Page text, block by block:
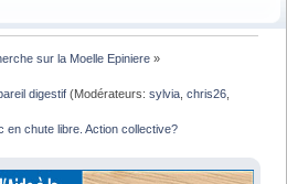
sur la Moelle Epiniere »
digestif (Modérateurs:sylvia ,chris26
en chute libre. Action collective?